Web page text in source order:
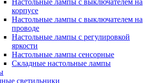
Настольные лампы с выключателем на
корпусе
Настольные лампы с выключателем на
проводе
Настольные лампы с регулировкой
яркости
Настольные лампы сенсорные
Складные настольные лампы
светильники